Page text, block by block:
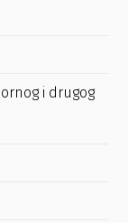
i drugog